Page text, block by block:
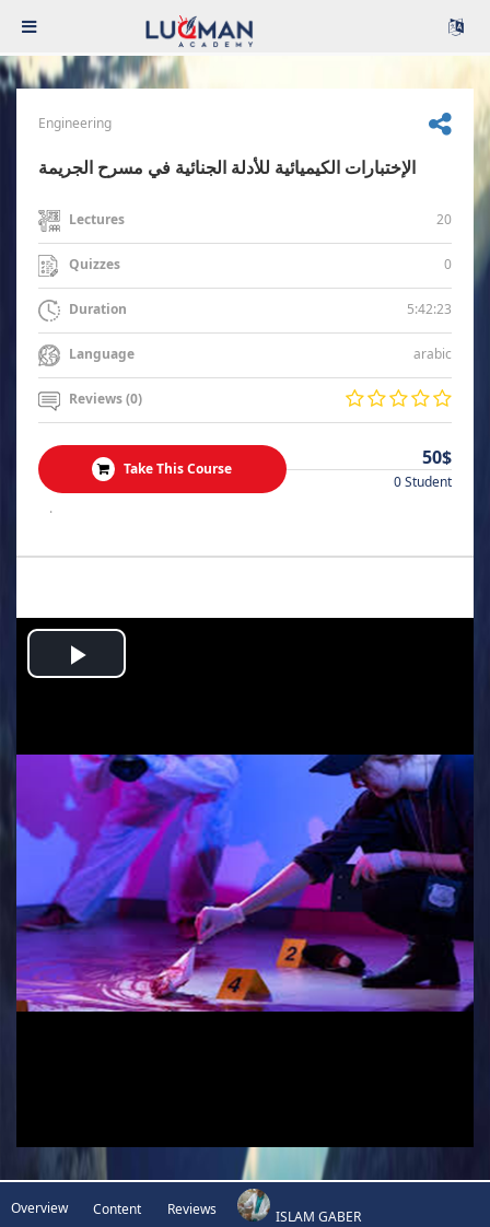
Engineering
الإختبارات الكيميائية للأدلة الجنائية في مسرح الجريمة
Lectures 20
Quizzes 0
Duration 5:42:23
Language arabic
Reviews (0)
Take This Course 50$
0 Student
.
Play
Overview Content Reviews ISLAM GABER